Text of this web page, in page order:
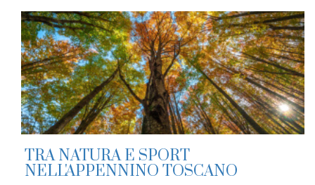
TRA NATURA E SPORT
NELL'APPENNINO TOSCANO